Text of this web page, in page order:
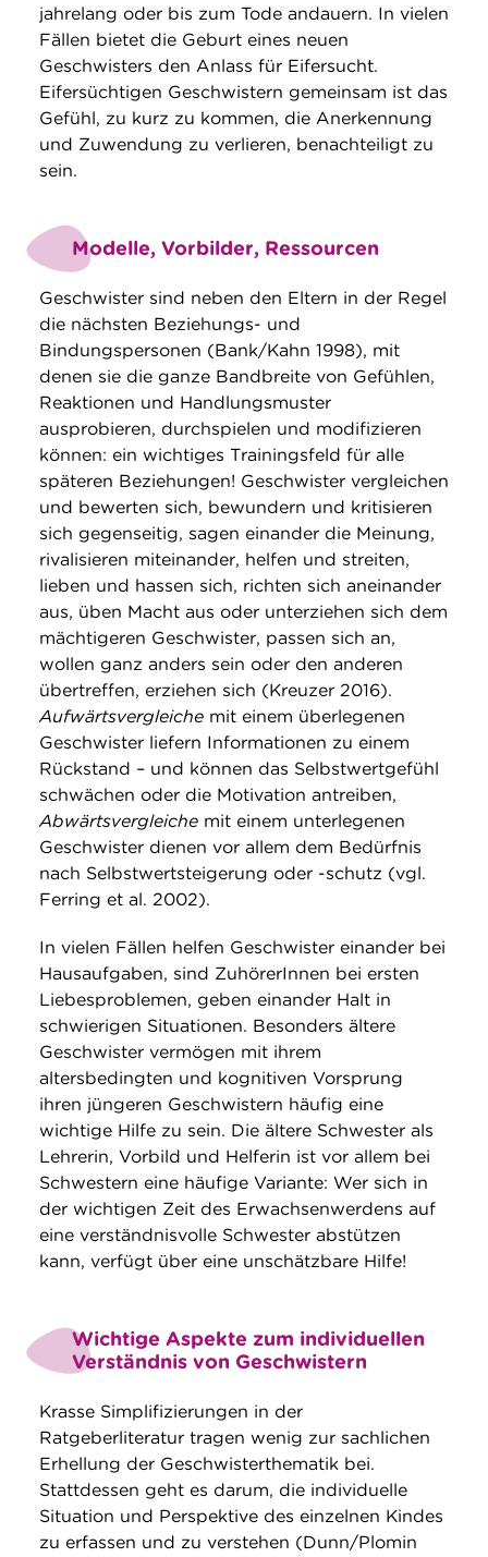
jahrelang oder bis zum Tode andauern. In vielen
Fällen bietet die Geburt eines neuen
Geschwisters den Anlass für Eifersucht.
Eifersüchtigen Geschwistern gemeinsam ist das
Gefühl, zu kurz zu kommen, die Anerkennung
und Zuwendung zu verlieren, benachteiligt zu
sein.
Modelle, Vorbilder, Ressourcen
Geschwister sind neben den Eltern in der Regel
die nächsten Beziehungs- und
Bindungspersonen (Bank/Kahn 1998), mit
denen sie die ganze Bandbreite von Gefühlen,
Reaktionen und Handlungsmuster
ausprobieren, durchspielen und modifizieren
können: ein wichtiges Trainingsfeld für alle
späteren Beziehungen! Geschwister vergleichen
und bewerten sich, bewundern und kritisieren
sich gegenseitig, sagen einander die Meinung,
rivalisieren miteinander, helfen und streiten,
lieben und hassen sich, richten sich aneinander
aus, üben Macht aus oder unterziehen sich dem
mächtigeren Geschwister, passen sich an,
wollen ganz anders sein oder den anderen
übertreffen, erziehen sich (Kreuzer 2016).
Aufwärtsvergleiche mit einem überlegenen
Geschwister liefern Informationen zu einem
Rückstand – und können das Selbstwertgefühl
schwächen oder die Motivation antreiben,
Abwärtsvergleiche mit einem unterlegenen
Geschwister dienen vor allem dem Bedürfnis
nach Selbstwertsteigerung oder -schutz (vgl.
Ferring et al. 2002).
In vielen Fällen helfen Geschwister einander bei
Hausaufgaben, sind ZuhörerInnen bei ersten
Liebesproblemen, geben einander Halt in
schwierigen Situationen. Besonders ältere
Geschwister vermögen mit ihrem
altersbedingten und kognitiven Vorsprung
ihren jüngeren Geschwistern häufig eine
wichtige Hilfe zu sein. Die ältere Schwester als
Lehrerin, Vorbild und Helferin ist vor allem bei
Schwestern eine häufige Variante: Wer sich in
der wichtigen Zeit des Erwachsenwerdens auf
eine verständnisvolle Schwester abstützen
kann, verfügt über eine unschätzbare Hilfe!
Wichtige Aspekte zum individuellen
Verständnis von Geschwistern
Krasse Simplifizierungen in der
Ratgeberliteratur tragen wenig zur sachlichen
Erhellung der Geschwisterthematik bei.
Stattdessen geht es darum, die individuelle
Situation und Perspektive des einzelnen Kindes
zu erfassen und zu verstehen (Dunn/Plomin